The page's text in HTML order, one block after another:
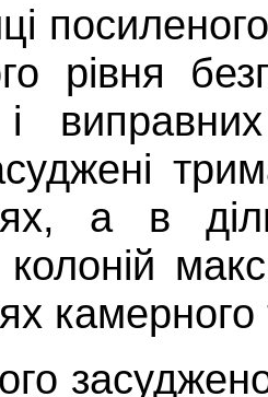
рівня
а в
камерного